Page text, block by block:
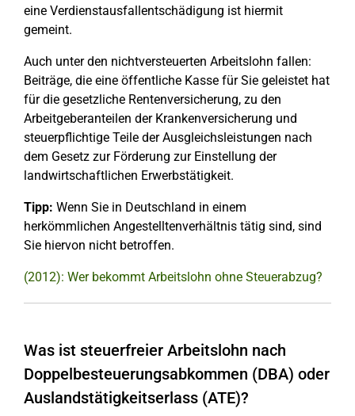
eine Verdienstausfallentschädigung ist hiermit
gemeint.
Auch unter den nichtversteuerten Arbeitslohn fallen:
Beiträge, die eine öffentliche Kasse für Sie geleistet hat
für die gesetzliche Rentenversicherung, zu den
Arbeitgeberanteilen der Krankenversicherung und
steuerpflichtige Teile der Ausgleichsleistungen nach
dem Gesetz zur Förderung zur Einstellung der
landwirtschaftlichen Erwerbstätigkeit.
Tipp: Wenn Sie in Deutschland in einem
herkömmlichen Angestelltenverhältnis tätig sind, sind
Sie hiervon nicht betroffen.
(2012): Wer bekommt Arbeitslohn ohne Steuerabzug?
Was ist steuerfreier Arbeitslohn nach
Doppelbesteuerungsabkommen (DBA) oder
Auslandstätigkeitserlass (ATE)?